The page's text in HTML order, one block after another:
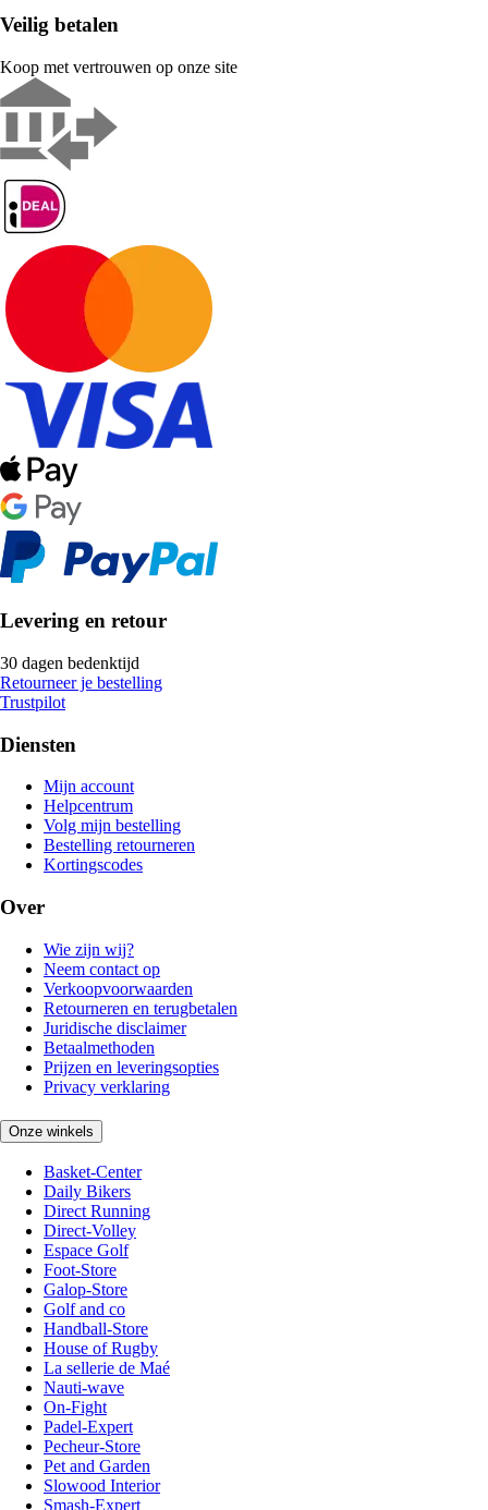
Veilig betalen
Koop met vertrouwen op onze site
Levering en retour
30 dagen bedenktijd
Retourneer je bestelling
Trustpilot
Diensten
Mijn account
Helpcentrum
Volg mijn bestelling
Bestelling retourneren
Kortingscodes
Over
Wie zijn wij?
Neem contact op
Verkoopvoorwaarden
Retourneren en terugbetalen
Juridische disclaimer
Betaalmethoden
Prijzen en leveringsopties
Privacy verklaring
Onze winkels
Basket-Center
Daily Bikers
Direct Running
Direct-Volley
Espace Golf
Foot-Store
Galop-Store
Golf and co
Handball-Store
House of Rugby
La sellerie de Maé
Nauti-wave
On-Fight
Padel-Expert
Pecheur-Store
Pet and Garden
Slowood Interior
Smash-Expert